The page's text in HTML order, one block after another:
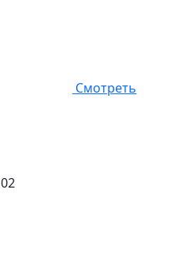
Смотреть
02